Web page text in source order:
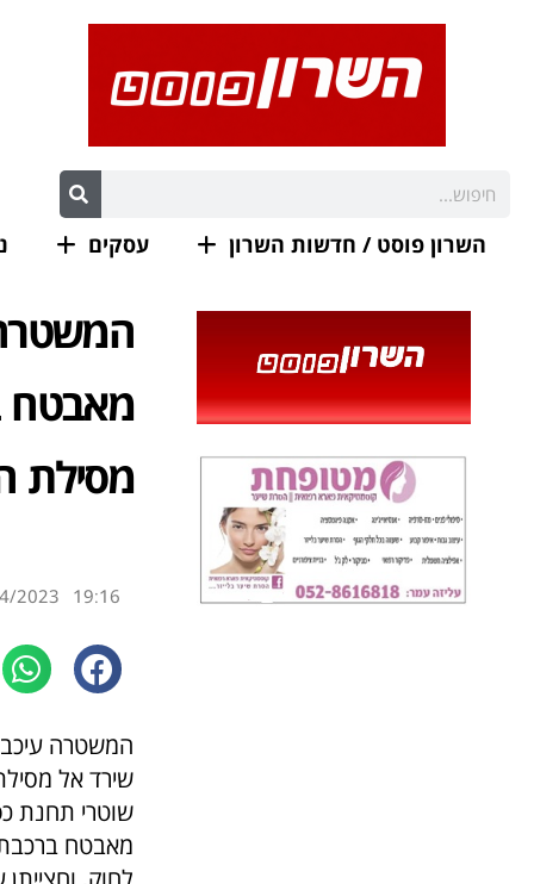
השרון פוסט / חדשות השרון עסקים
מאבטח
מסילת
19:16
2023
המשטרה
שירד אל
שוטרי תחנת
מאבטח